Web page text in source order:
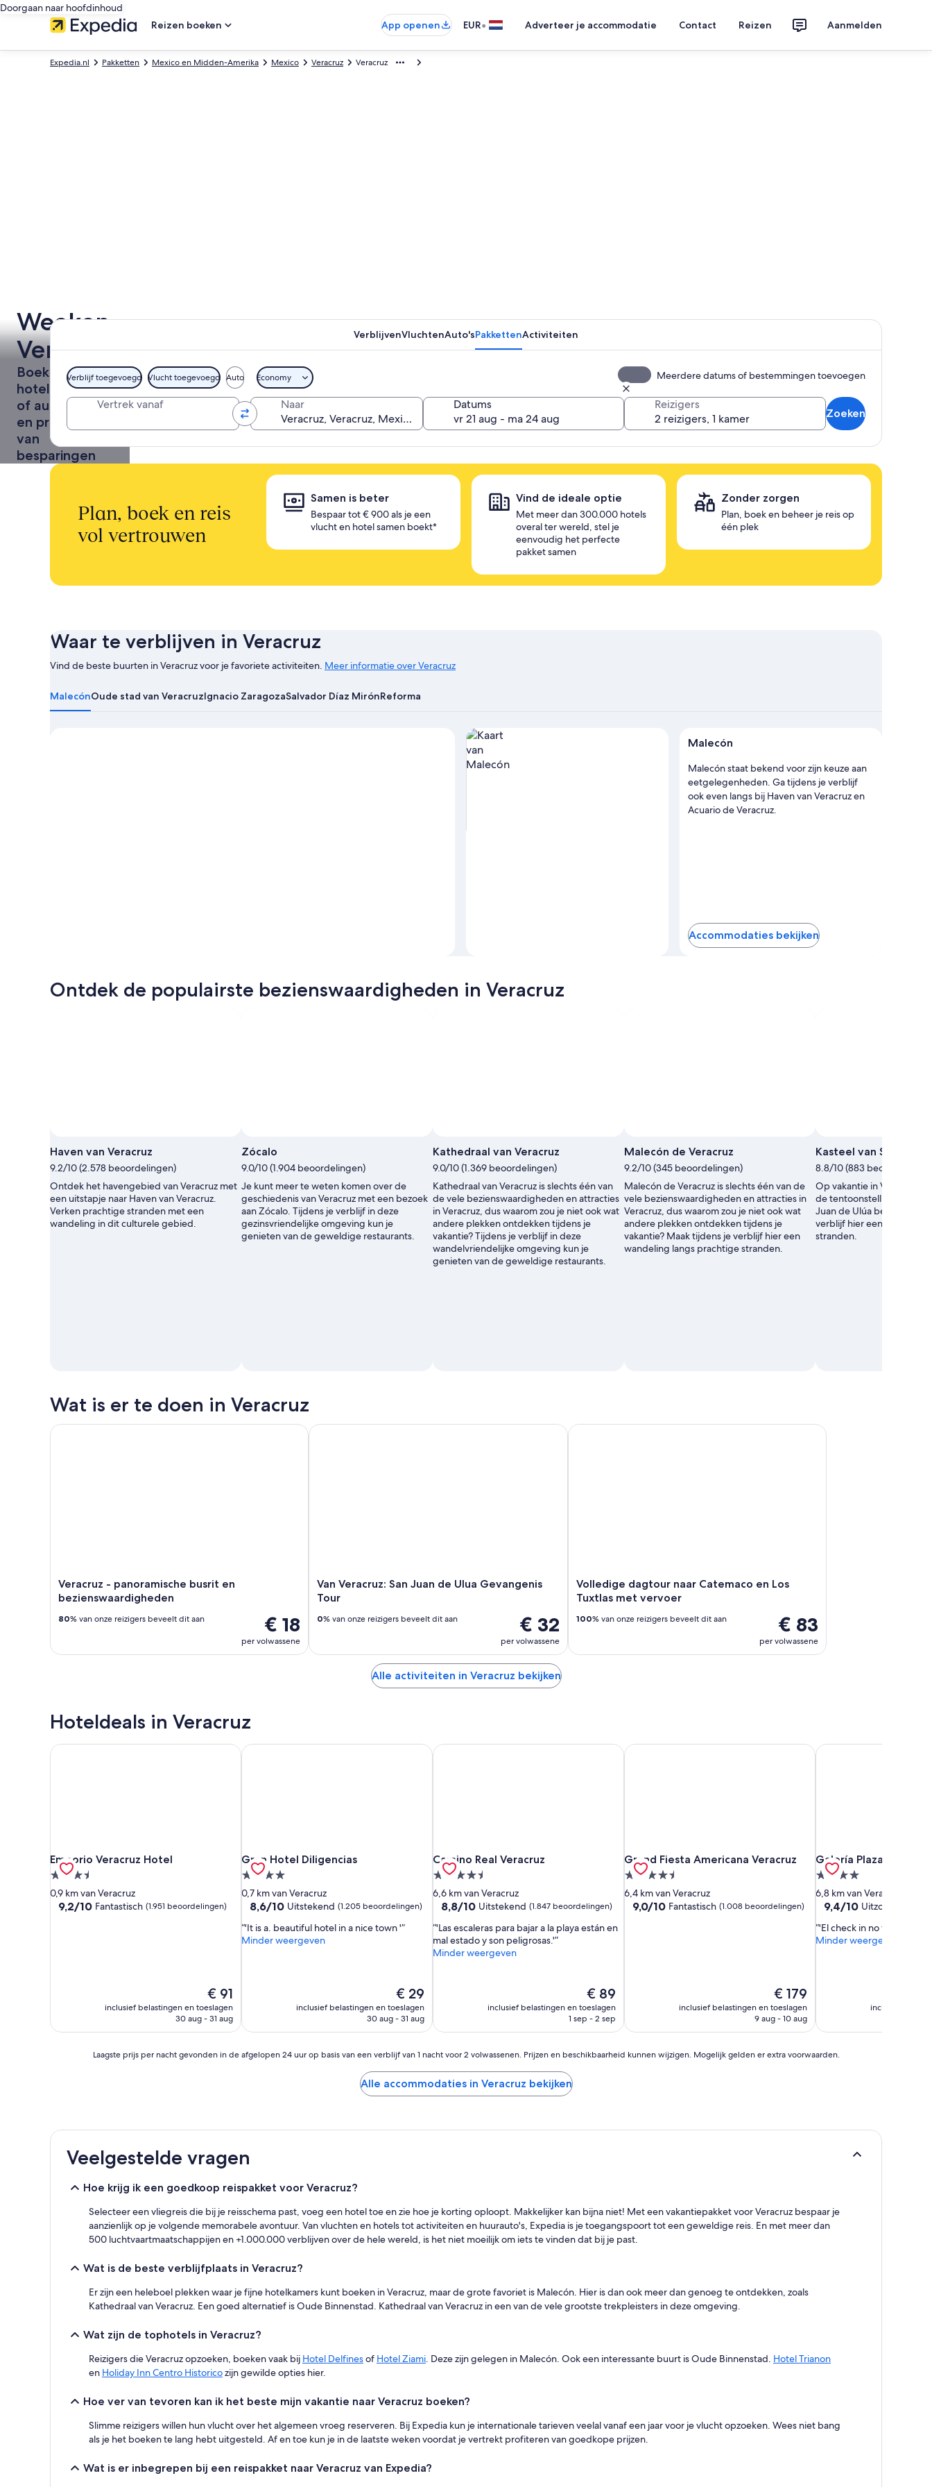
Doorgaan naar hoofdinhoud
Reizen boeken
App openen EUR• Adverteer je accommodatie Contact Reizen Aanmelden
Veracruz
Veracruz
Mexico
Mexico en Midden-Amerika
Pakketten
Expedia.nl
Weekendje
Veracruz
Boek een
hotel + vlucht
of auto samen
en profiteer
van
besparingen
VerblijvenVluchtenAuto'sPakkettenActiviteiten
Verblijf toegevoegd Vlucht toegevoegd Auto Economy Meerdere datums of bestemmingen toevoegen
Vertrek vanaf Naar Datums Reizigers
Zoeken
Plan, boek en reis
vol vertrouwen
Samen is beter
Bespaar tot € 900 als je een
vlucht en hotel samen boekt*
Vind de ideale optie
Met meer dan 300.000 hotels
overal ter wereld, stel je
eenvoudig het perfecte
pakket samen
Zonder zorgen
Plan, boek en beheer je reis op
één plek
Waar te verblijven in Veracruz
Vind de beste buurten in Veracruz voor je favoriete activiteiten. Meer informatie over Veracruz
informatie
over
Veracruz
MalecónOude stad van VeracruzIgnacio ZaragozaSalvador Díaz MirónReforma
Accommodaties in Malecón op de kaart bekijken
Malecón
Malecón staat bekend voor zijn keuze aan
eetgelegenheden. Ga tijdens je verblijf
ook even langs bij Haven van Veracruz en
Acuario de Veracruz.
Accommodaties bekijken
Ontdek de populairste bezienswaardigheden in Veracruz
Haven van Veracruz
9.2/10 (2.578 beoordelingen)
Ontdek het havengebied van Veracruz met
een uitstapje naar Haven van Veracruz.
Verken prachtige stranden met een
wandeling in dit culturele gebied.
Zócalo
9.0/10 (1.904 beoordelingen)
Je kunt meer te weten komen over de
geschiedenis van Veracruz met een bezoek
aan Zócalo. Tijdens je verblijf in deze
gezinsvriendelijke omgeving kun je
genieten van de geweldige restaurants.
Kathedraal van Veracruz
9.0/10 (1.369 beoordelingen)
Kathedraal van Veracruz is slechts één van
de vele bezienswaardigheden en attracties
in Veracruz, dus waarom zou je niet ook wat
andere plekken ontdekken tijdens je
vakantie? Tijdens je verblijf in deze
wandelvriendelijke omgeving kun je
genieten van de geweldige restaurants.
Malecón de Veracruz
9.2/10 (345 beoordelingen)
Malecón de Veracruz is slechts één van de
vele bezienswaardigheden en attracties in
Veracruz, dus waarom zou je niet ook wat
andere plekken ontdekken tijdens je
vakantie? Maak tijdens je verblijf hier een
wandeling langs prachtige stranden.
Kasteel van San Juan
8.8/10 (883
Op vakantie in Veracruz
de tentoonstellingen in
Juan de Ulúa bekijken.
verblijf hier een
stranden.
Wat is er te doen in Veracruz
Veracruz - panoramische busrit en
bezienswaardigheden
€ 18
per volwassene
80% van onze reizigers beveelt dit aan
Veracruz - panoramische busrit en bezienswaardigheden
Van Veracruz: San Juan de Ulua Gevangenis
Tour
€ 32
per volwassene
0% van onze reizigers beveelt dit aan
Van Veracruz: San Juan de Ulua Gevangenis Tour
Volledige dagtour naar Catemaco en Los
Tuxtlas met vervoer
€ 83
per volwassene
100% van onze reizigers beveelt dit aan
Volledige dagtour naar Catemaco en Los Tuxtlas met vervoer
Alle activiteiten in Veracruz bekijken
Hoteldeals in Veracruz
Emporio Veracruz Hotel
Emporio Veracruz Hotel
3.5-
sterrenaccommodatie
0,9 km van Veracruz
9.2
9,2/10 Fantastisch (1.951 beoordelingen)
De
prijs
is
€ 91
inclusief belastingen en toeslagen
30 aug - 31 aug
Emporio Veracruz Hotel
Gran Hotel Diligencias
Gran Hotel Diligencias
4.0-
sterrenaccommodatie
0,7 km van Veracruz
8.6
10,
Uitstekend,
8,6/10 Uitstekend (1.205 beoordelingen)
'It is a. beautiful hotel in a nice town '
Minder weergeven
De
prijs
is
€ 29
inclusief belastingen en toeslagen
30 aug - 31 aug
Gran Hotel Diligencias
Camino Real Veracruz
Camino Real Veracruz
4.5-
sterrenaccommodatie
6,6 km van Veracruz
8.8
10,
Uitstekend,
(1.847
8,8/10 Uitstekend (1.847 beoordelingen)
'Las escaleras para bajar a la playa están en
mal estado y son peligrosas.'
Minder weergeven
De
prijs
is
€ 89
inclusief belastingen en toeslagen
1 sep - 2 sep
Camino Real Veracruz
Grand Fiesta Americana Veracruz
Grand Fiesta Americana Veracruz
4.5-
sterrenaccommodatie
6,4 km van Veracruz
9.0
9,0/10 Fantastisch (1.008 beoordelingen)
De
prijs
is
€ 179
inclusief belastingen en toeslagen
9 aug - 10 aug
Grand Fiesta Americana Veracruz
Galería Plaza
Galería Plaza Veracruz
4.0-
sterrenaccommodatie
6,8 km van Veracruz
9.4
10,
Uitzonderlijk,
9,4/10 Uitzonderlijk
'El check in no fue de mi
Minder weergeven
inclusief
Galería Plaza Veracruz
de
afgelopen
nacht
volwassenen.
beschikbaarheid
voorwaarden.
Laagste prijs per nacht gevonden in de afgelopen 24 uur op basis van een verblijf van 1 nacht voor 2 volwassenen. Prijzen en beschikbaarheid kunnen wijzigen. Mogelijk gelden er extra voorwaarden.
Alle accommodaties in Veracruz bekijken
Veelgestelde vragen
Hoe krijg ik een goedkoop reispakket voor Veracruz?
Selecteer een vliegreis die bij je reisschema past, voeg een hotel toe en zie hoe je korting oploopt. Makkelijker kan bijna niet! Met een vakantiepakket voor Veracruz bespaar je
aanzienlijk op je volgende memorabele avontuur. Van vluchten en hotels tot activiteiten en huurauto's, Expedia is je toegangspoort tot een geweldige reis. En met meer dan
500 luchtvaartmaatschappijen en +1.000.000 verblijven over de hele wereld, is het niet moeilijk om iets te vinden dat bij je past.
Wat is de beste verblijfplaats in Veracruz?
Er zijn een heleboel plekken waar je fijne hotelkamers kunt boeken in Veracruz, maar de grote favoriet is Malecón. Hier is dan ook meer dan genoeg te ontdekken, zoals
Kathedraal van Veracruz. Een goed alternatief is Oude Binnenstad. Kathedraal van Veracruz in een van de vele grootste trekpleisters in deze omgeving.
Wat zijn de tophotels in Veracruz?
Reizigers die Veracruz opzoeken, boeken vaak bij Hotel Delfinesof Hotel Ziami. Deze zijn gelegen in Malecón. Ook een interessante buurt is Oude Binnenstad. Hotel Trianon
en Holiday Inn Centro Historicozijn gewilde opties hier.
Hoe ver van tevoren kan ik het beste mijn vakantie naar Veracruz boeken?
Slimme reizigers willen hun vlucht over het algemeen vroeg reserveren. Bij Expedia kun je internationale tarieven veelal vanaf een jaar voor je vlucht opzoeken. Wees niet bang
als je het boeken te lang hebt uitgesteld. Af en toe kun je in de laatste weken voordat je vertrekt profiteren van goedkope prijzen.
Wat is er inbegrepen bij een reispakket naar Veracruz van Expedia?